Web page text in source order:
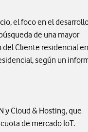
el foco en el
de una mayor
del Cliente residencial
según un
y Cloud & Hosting, que
de mercado IoT.